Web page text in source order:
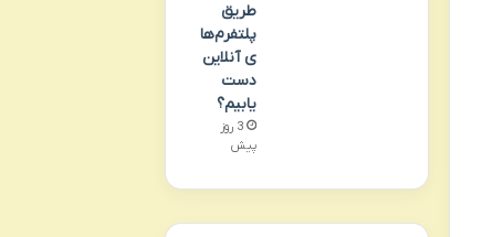
طریق
پلتفرم‌ها
ی آنلاین
دست
یابیم؟
3 روز
پیش